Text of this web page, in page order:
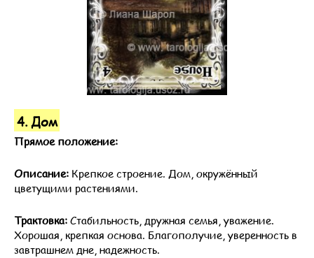
4. Дом
Прямое положение:
Описание: Крепкое строение. Дом, окружённый
цветущими растениями.
Трактовка:Стабильность, дружная семья, уважение.
Хорошая, крепкая основа. Благополучие, уверенность в
завтрашнем дне, надежность.